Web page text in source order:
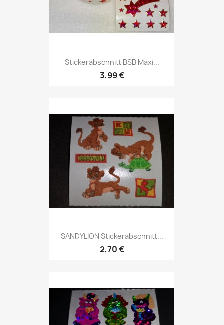
Stickerabschnitt BSB Maxi...
3,99 €
SANDYLION Stickerabschnitt...
2,70 €